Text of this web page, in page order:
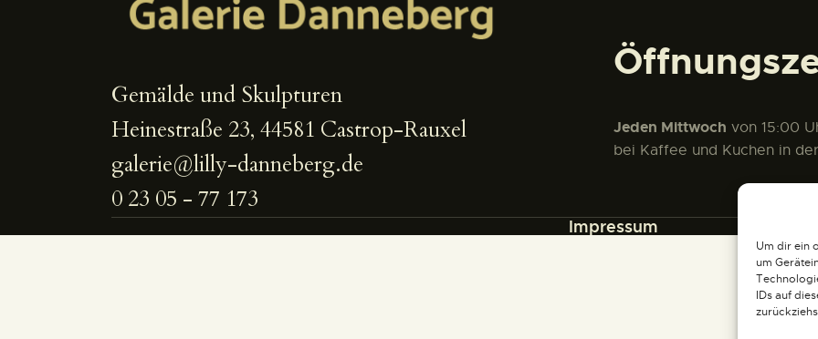
Um dir ein
um
IDs auf
Gemälde und Skulpturen
Heinestraße 23, 44581 Castrop-Rauxel
galerie@lilly-danneberg.de
0 23 05 - 77 173
Jeden Mittwoch von 15:00
bei Kaffee und Kuchen in
Impressum